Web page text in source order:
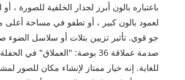
باعتباره بالون أبرز لجدار الخلفية للصورة ، أو
لعمود بالون كبير ، أو تطفو في مساحة أعلى
جو قوي. تأثير تزيين بتلات أو سلاسل
صدمة عملاقة 36 بوصة: "العملاق" في
للغاية. إنه خيار ممتاز لإنشاء مكان للصور